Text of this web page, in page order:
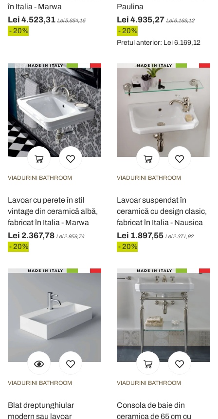
în Italia - Marwa
Lei 4.523,31 Lei 5.654,15
- 20%
Paulina
Lei 4.935,27 Lei 6.169,12
- 20%
Pretul anterior: Lei 6.169,12
VIADURINI BATHROOM
Lavoar cu perete în stil
vintage din ceramică albă,
fabricat în Italia - Marwa
Lei 2.367,78 Lei 2.959,74
- 20%
VIADURINI BATHROOM
Lavoar suspendat în
ceramică cu design clasic,
fabricat în Italia - Nausica
Lei 1.897,55 Lei 2.371,92
- 20%
VIADURINI BATHROOM
Blat dreptunghiular
modern sau lavoar
VIADURINI BATHROOM
Consola de baie din
ceramica de 65 cm cu